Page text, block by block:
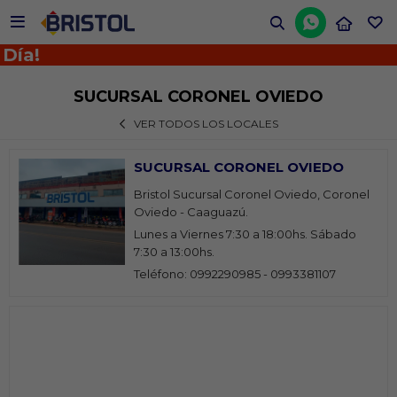


SUCURSAL CORONEL OVIEDO
VER TODOS LOS LOCALES
SUCURSAL CORONEL OVIEDO
Bristol Sucursal Coronel Oviedo, Coronel
Oviedo - Caaguazú.
Lunes a Viernes 7:30 a 18:00hs. Sábado
7:30 a 13:00hs.
Teléfono: 0992290985 - 0993381107